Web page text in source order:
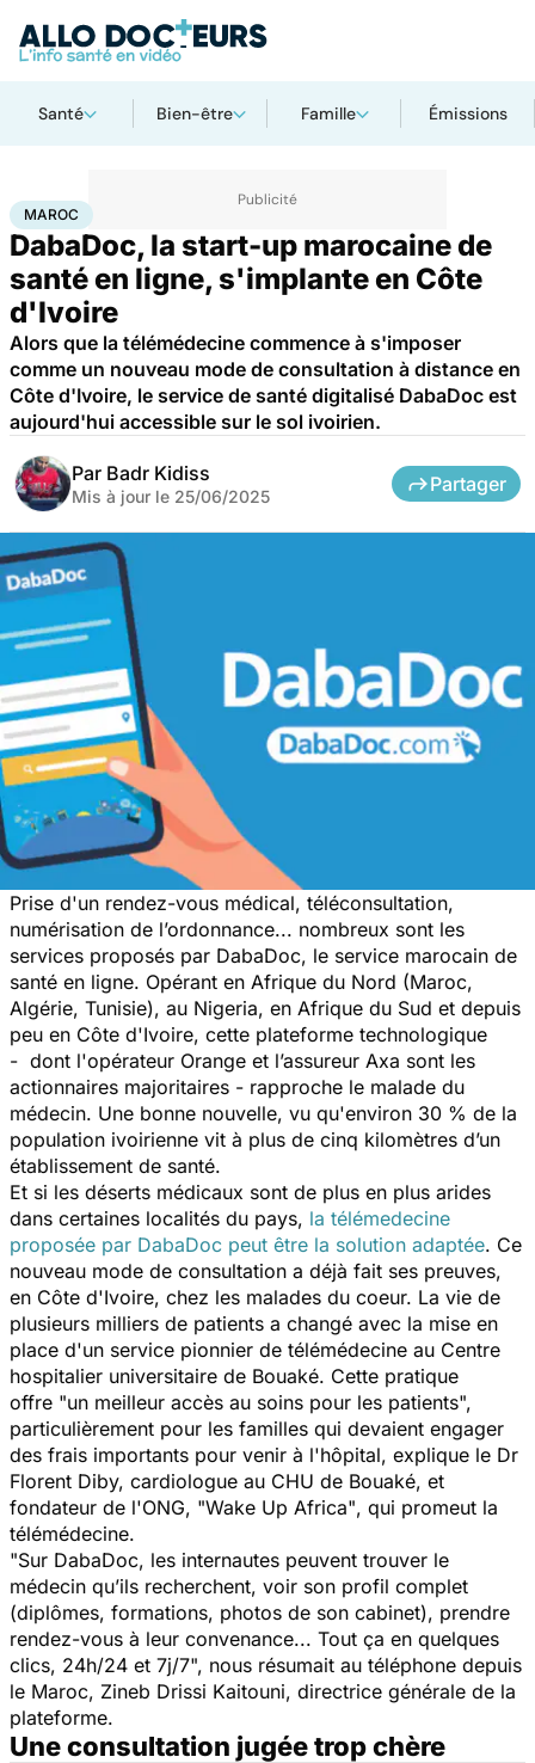
Santé Bien-être Famille Émissions
AccueilSanté
MAROC
DabaDoc, la start-up marocaine de
santé en ligne, s'implante en Côte
d'Ivoire
Alors que la télémédecine commence à s'imposer
comme un nouveau mode de consultation à distance en
Côte d'Ivoire, le service de santé digitalisé DabaDoc est
aujourd'hui accessible sur le sol ivoirien.
Par Badr Kidiss
Mis à jour le 25/06/2025
Partager
Prise d'un rendez-vous médical, téléconsultation,
numérisation de l’ordonnance... nombreux sont les
services proposés par DabaDoc, le service marocain de
santé en ligne. Opérant en Afrique du Nord (Maroc,
Algérie, Tunisie), au Nigeria, en Afrique du Sud et depuis
peu en Côte d'Ivoire, cette plateforme technologique
- dont l'opérateur Orange et l’assureur Axa sont les
actionnaires majoritaires - rapproche le malade du
médecin. Une bonne nouvelle, vu qu'environ 30 % de la
population ivoirienne vit à plus de cinq kilomètres d’un
établissement de santé.
Et si les déserts médicaux sont de plus en plus arides
dans certaines localités du pays, la télémedecine
proposée par DabaDoc peut être la solution adaptée. Ce
nouveau mode de consultation a déjà fait ses preuves,
en Côte d'Ivoire, chez les malades du coeur. La vie de
plusieurs milliers de patients a changé avec la mise en
place d'un service pionnier de télémédecine au Centre
hospitalier universitaire de Bouaké. Cette pratique
offre "un meilleur accès au soins pour les patients",
particulièrement pour les familles qui devaient engager
des frais importants pour venir à l'hôpital, explique le Dr
Florent Diby, cardiologue au CHU de Bouaké, et
fondateur de l'ONG, "Wake Up Africa", qui promeut la
télémédecine.
"Sur DabaDoc, les internautes peuvent trouver le
médecin qu’ils recherchent, voir son profil complet
(diplômes, formations, photos de son cabinet), prendre
rendez-vous à leur convenance... Tout ça en quelques
clics, 24h/24 et 7j/7", nous résumait au téléphone depuis
le Maroc, Zineb Drissi Kaitouni, directrice générale de la
plateforme.
Une consultation jugée trop chère